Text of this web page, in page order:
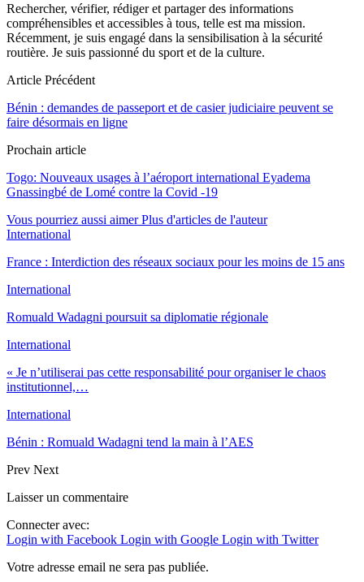
Rechercher, vérifier, rédiger et partager des informations
compréhensibles et accessibles à tous, telle est ma mission.
Récemment, je suis engagé dans la sensibilisation à la sécurité
routière. Je suis passionné du sport et de la culture.
Article Précédent
Bénin : demandes de passeport et de casier judiciaire peuvent se
faire désormais en ligne
Prochain article
Togo: Nouveaux usages à l’aéroport international Eyadema
Gnassingbé de Lomé contre la Covid -19
Vous pourriez aussi aimer Plus d'articles de l'auteur
International
France : Interdiction des réseaux sociaux pour les moins de 15 ans
International
Romuald Wadagni poursuit sa diplomatie régionale
International
« Je n’utiliserai pas cette responsabilité pour organiser le chaos
institutionnel,…
International
Bénin : Romuald Wadagni tend la main à l’AES
Prev Next
Laisser un commentaire
Connecter avec:
Login with Facebook Login with Google Login with Twitter
Votre adresse email ne sera pas publiée.